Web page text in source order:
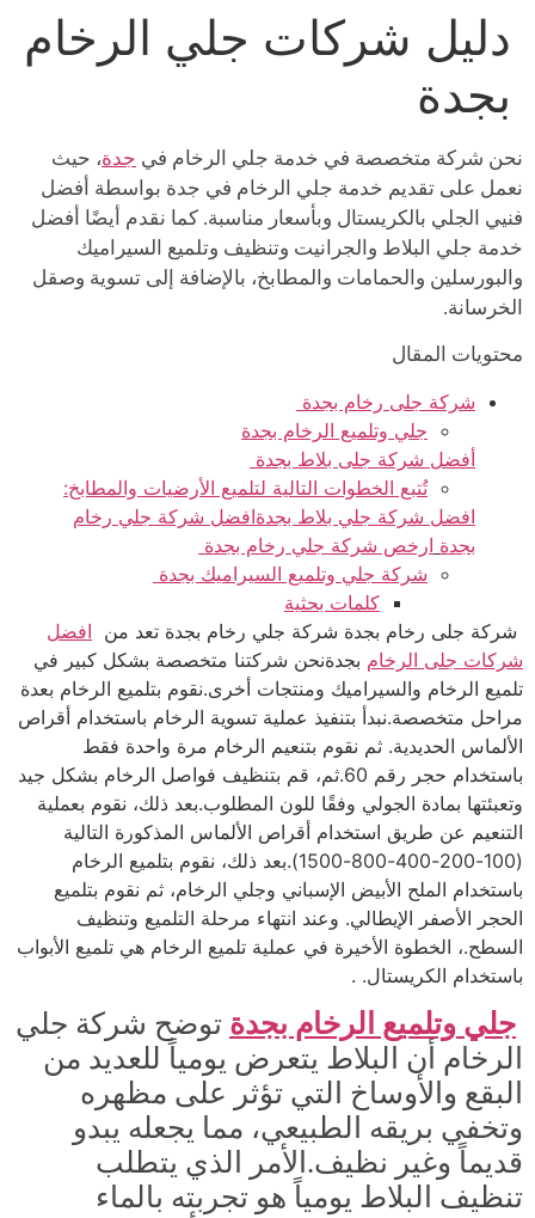
دليل شركات جلي الرخام
بجدة
نحن شركة متخصصة في خدمة جلي الرخام في جدة، حيث
نعمل على تقديم خدمة جلي الرخام في جدة بواسطة أفضل
فنيي الجلي بالكريستال وبأسعار مناسبة. كما نقدم أيضًا أفضل
خدمة جلي البلاط والجرانيت وتنظيف وتلميع السيراميك
والبورسلين والحمامات والمطابخ، بالإضافة إلى تسوية وصقل
الخرسانة.
محتويات المقال
شركة جلى رخام بجدة
جلي وتلميع الرخام بجدة
أفضل شركة جلى بلاط بجدة
تُتبع الخطوات التالية لتلميع الأرضيات والمطابخ:
افضل شركة جلي بلاط بجدةافضل شركة جلي رخام
بجدة ارخص شركة جلي رخام بجدة
شركة جلي وتلميع السيراميك بجدة
كلمات بحثية
شركة جلى رخام بجدة شركة جلي رخام بجدة تعد من افضل
شركات جلى الرخام بجدةنحن شركتنا متخصصة بشكل كبير في
تلميع الرخام والسيراميك ومنتجات أخرى.نقوم بتلميع الرخام بعدة
مراحل متخصصة.نبدأ بتنفيذ عملية تسوية الرخام باستخدام أقراص
الألماس الحديدية. ثم نقوم بتنعيم الرخام مرة واحدة فقط
باستخدام حجر رقم 60.ثم، قم بتنظيف فواصل الرخام بشكل جيد
وتعبئتها بمادة الجولي وفقًا للون المطلوب.بعد ذلك، نقوم بعملية
التنعيم عن طريق استخدام أقراص الألماس المذكورة التالية
(100-200-400-800-1500).بعد ذلك، نقوم بتلميع الرخام
باستخدام الملح الأبيض الإسباني وجلي الرخام، ثم نقوم بتلميع
الحجر الأصفر الإيطالي. وعند انتهاء مرحلة التلميع وتنظيف
السطح.، الخطوة الأخيرة في عملية تلميع الرخام هي تلميع الأبواب
باستخدام الكريستال. .
جلي وتلميع الرخام بجدة توضح شركة جلي
الرخام أن البلاط يتعرض يومياً للعديد من
البقع والأوساخ التي تؤثر على مظهره
وتخفي بريقه الطبيعي، مما يجعله يبدو
قديماً وغير نظيف.الأمر الذي يتطلب
تنظيف البلاط يومياً هو تجربته بالماء